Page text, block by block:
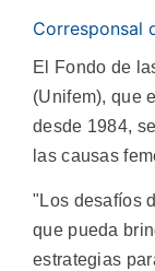
Corresponsal
El Fondo de
(Unifem), que
desde 1984,
las causas
"Los desafíos
que pueda
estrategias